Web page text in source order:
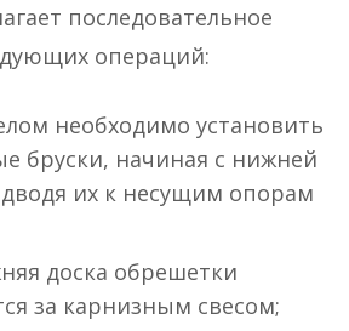
последовательное
операций:
необходимо установить
бруски, начиная с нижней
их к несущим опорам
доска обрешетки
за карнизным свесом;